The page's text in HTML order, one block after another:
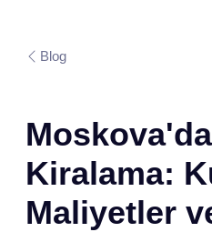
Blog
Kiralama:
Maliyetler